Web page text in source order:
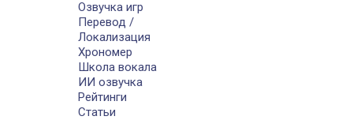
Озвучка игр
Перевод /
Локализация
Хрономер
Школа вокала
ИИ озвучка
Рейтинги
Статьи